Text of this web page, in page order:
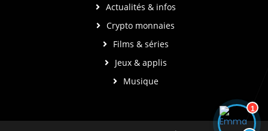
1
Actualités & infos
Crypto monnaies
Films & séries
Jeux & applis
Musique